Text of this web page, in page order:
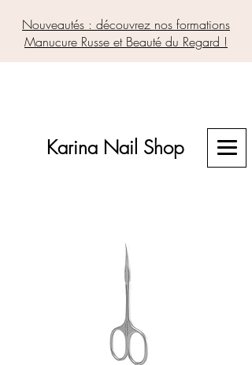
Karina Nail Shop
Nouveautés : découvrez nos formations
Manucure Russe et Beauté du Regard !